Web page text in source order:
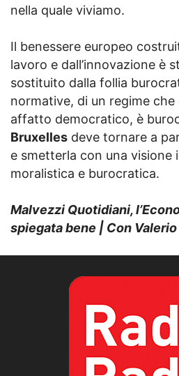
nella quale viviamo.
Il benessere europeo
lavoro e dall’innovazione è
sostituito dalla follia
normative, di un regime
affatto democratico, è
Bruxelles deve tornare a
e smetterla con una visione
moralistica e burocratica.
Malvezzi Quotidiani,
spiegata bene | Con